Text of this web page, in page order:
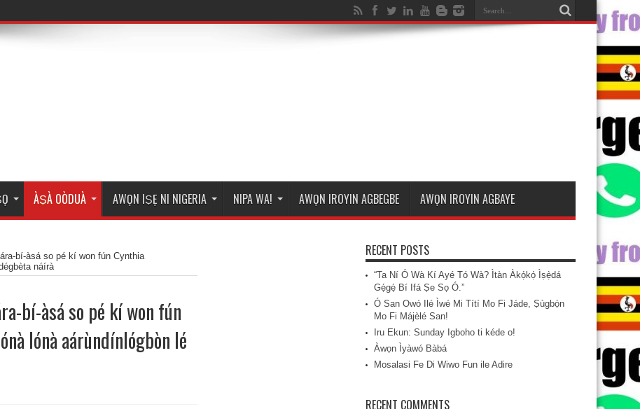
ÀṢÀ OÒDUÀ AWỌN IṢẸ NI NIGERIA NIPA WA! AWỌN IROYIN AGBEGBE AWỌN IROYIN AGBAYE
bí-àsá so pé kí won fún Cynthia
náírà
bí-àsá so pé kí won fún
lónà aárùndínlógbòn lé
RECENT POSTS
“Ta Ní Ó Wà Kí Ayé Tó Wà? Ìtàn Àkọ́kọ́ Ìṣẹ̀dá
Gẹ́gẹ́ Bí Ifá Ṣe Sọ Ó.”
Ó San Owó Ilé Ìwé Mi Títí Mo Fi Jáde, Ṣùgbọ́n
Mo Fi Májèlé San!
Iru Ekun: Sunday Igboho ti kéde o!
Àwọn Ìyàwó Bàbá
Mosalasi Fe Di Wiwo Fun ile Adire
RECENT COMMENTS